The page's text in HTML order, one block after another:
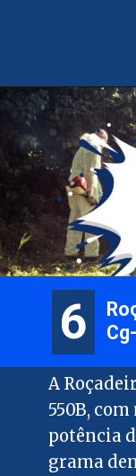
A
550B,
potência
grama
6
6